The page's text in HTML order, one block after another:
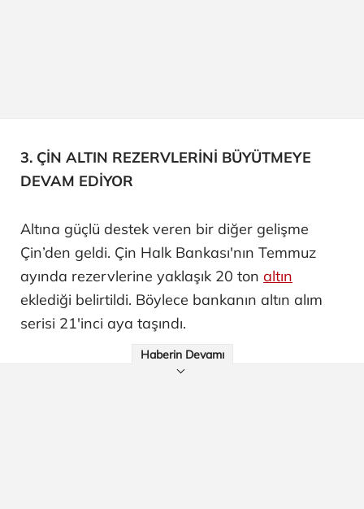
3. ÇİN ALTIN REZERVLERİNİ BÜYÜTMEYE
DEVAM EDİYOR
Altına güçlü destek veren bir diğer gelişme
Çin’den geldi. Çin Halk Bankası'nın Temmuz
ayında rezervlerine yaklaşık 20 ton altın
eklediği belirtildi. Böylece bankanın altın alım
serisi 21'inci aya taşındı.
Haberin Devamı